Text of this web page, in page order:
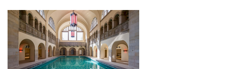
Zum
Haupt-
Inhalt
springen